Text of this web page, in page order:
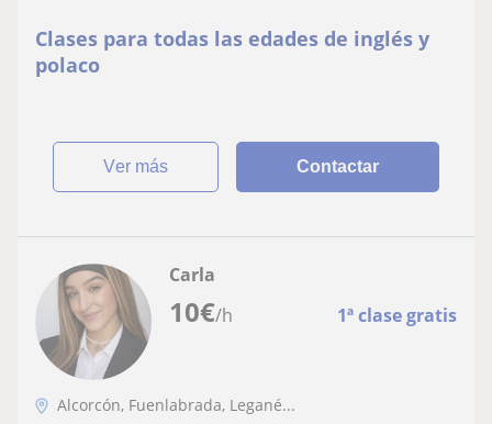
Clases para todas las edades de inglés y
polaco
ver más Contactar
10€/h 1ª clase gratis
Carla
Alcorcón, Fuenlabrada, Legané...